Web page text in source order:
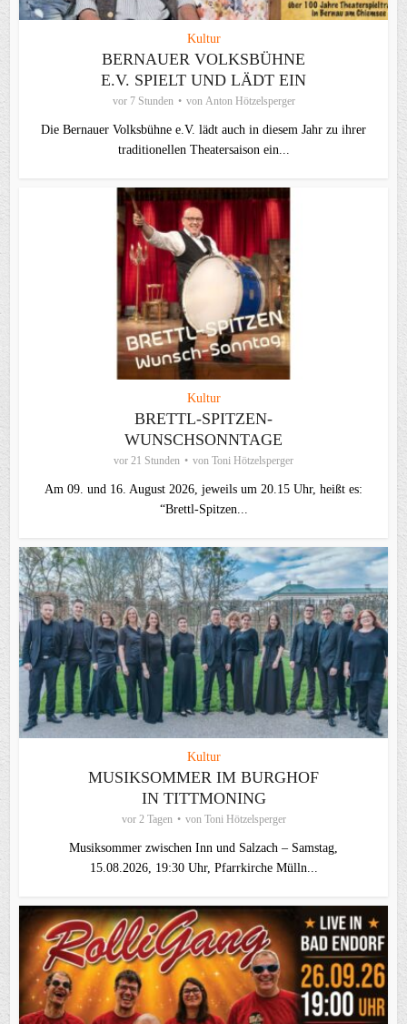
Kultur
BERNAUER VOLKSBÜHNE
E.V. SPIELT UND LÄDT EIN
vor 7 Stunden von Anton Hötzelsperger
Die Bernauer Volksbühne e.V. lädt auch in diesem Jahr zu ihrer
traditionellen Theater­saison ein...
Kultur
BRETTL-SPITZEN-
WUNSCHSONNTAGE
vor 21 Stunden von Toni Hötzelsperger
Am 09. und 16. August 2026, jeweils um 20.15 Uhr, heißt es:
“Brettl-Spitzen...
Kultur
MUSIKSOMMER IM BURGHOF
IN TITTMONING
vor 2 Tagen von Toni Hötzelsperger
Musiksommer zwischen Inn und Salzach – Samstag,
15.08.2026, 19:30 Uhr, Pfarrkirche Mülln...